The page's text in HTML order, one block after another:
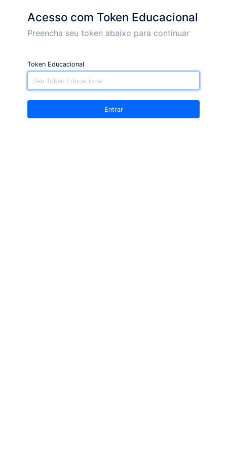
Acesso com Token Educacional
Preencha seu token abaixo para continuar
Token Educacional
Entrar